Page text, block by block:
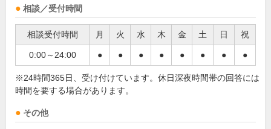
相談／受付時間
相談受付時間 月 火 水 木 金 土 日 祝
0:00～24:00 ● ● ● ● ● ● ● ●
※24時間365日、受け付けています。休日深夜時間帯の回答には
時間を要する場合があります。
その他